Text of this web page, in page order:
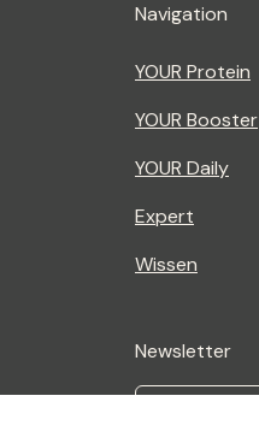
Navigation
YOUR Protein
YOUR Booster
YOUR Daily
Expert
Wissen
Newsletter